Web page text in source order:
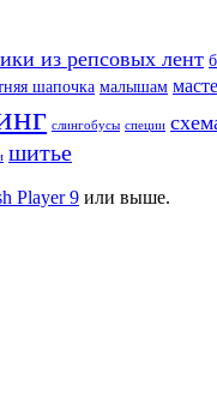
из репсовых лент
шапочка малышам
слингобусы специи
шитье
Player 9 или выше.